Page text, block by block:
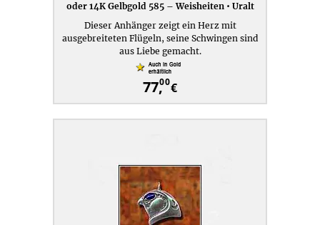
oder 14K Gelbgold 585 – Weisheiten • Uralt
Dieser Anhänger zeigt ein Herz mit
ausgebreiteten Flügeln, seine Schwingen sind
aus Liebe gemacht.
77,00€